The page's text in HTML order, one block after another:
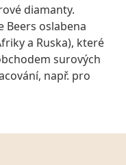
diamanty.
Beers oslabena
a Ruska), které
surových
např. pro